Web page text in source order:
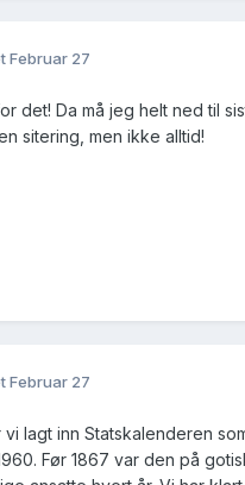
Februar 27
det! Da må jeg helt ned til
sitering, men ikke alltid!
Februar 27
vi lagt inn Statskalenderen
Før 1867 var den på